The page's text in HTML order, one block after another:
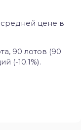
цене в
90 лотов (90
(-10.1%).